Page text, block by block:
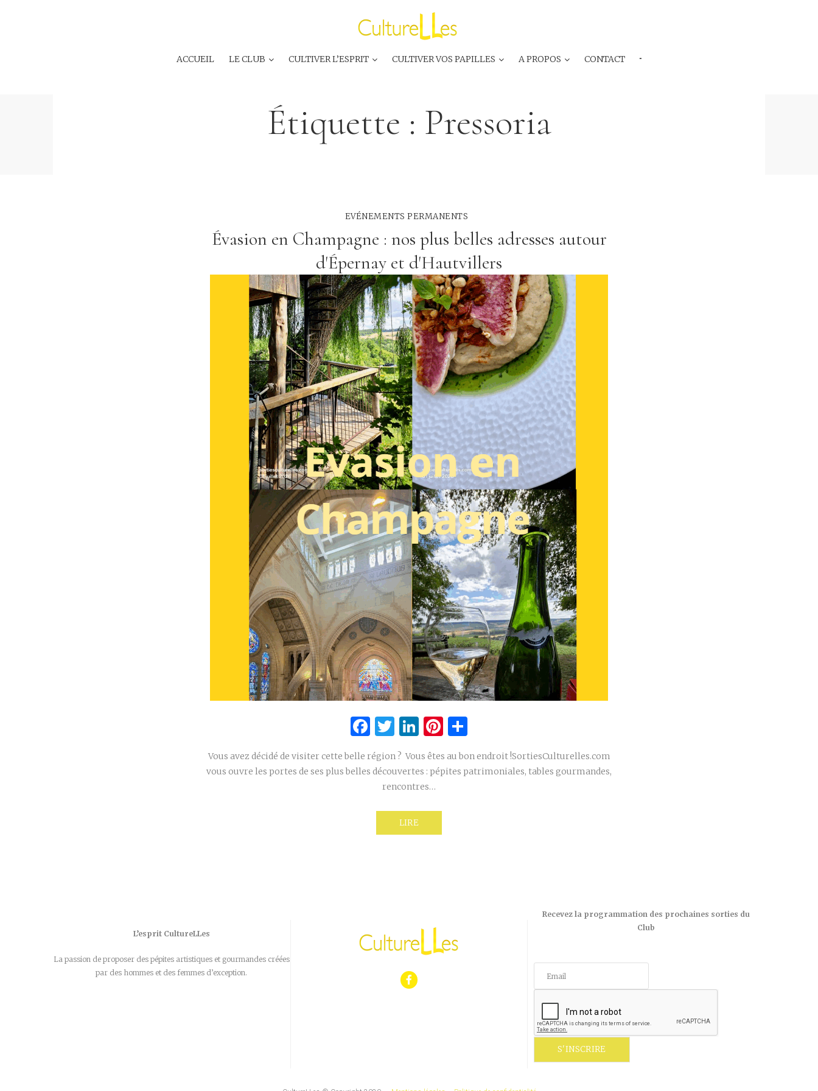
ACCUEIL LE CLUB CULTIVER L’ESPRIT CULTIVER VOS PAPILLES A PROPOS CONTACT ···
Étiquette : Pressoria
EVÉNEMENTS PERMANENTS
Évasion en Champagne : nos plus belles adresses autour
d'Épernay et d'Hautvillers
Facebook
Twitter
LinkedIn
Pinterest
Vous avez décidé de visiter cette belle région ? Vous êtes au bon endroit !SortiesCulturelles.com
vous ouvre les portes de ses plus belles découvertes : pépites patrimoniales, tables gourmandes,
rencontres…
LIRE
L’esprit CultureLLes
La passion de proposer des pépites artistiques et gourmandes créées
par des hommes et des femmes d’exception.
Recevez la programmation des prochaines sorties du
Club